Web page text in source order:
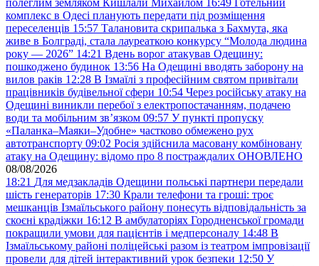
полеглим земляком Кишлали Михайлом 16:49 Готельний
комплекс в Одесі планують передати під розміщення
переселенців 15:57 Талановита скрипалька з Бахмута, яка
живе в Болграді, стала лауреаткою конкурсу “Молода людина
року — 2026” 14:21 Вдень ворог атакував Одещину:
пошкоджено будинок 13:56 На Одещині вводять заборону на
вилов раків 12:28 В Ізмаїлі з професійним святом привітали
працівників будівельної сфери 10:54 Через російську атаку на
Одещині виникли перебої з електропостачанням, подачею
води та мобільним звʼязком 09:57 У пункті пропуску
«Паланка–Маяки–Удобне» частково обмежено рух
автотранспорту 09:02 Росія здійснила масовану комбіновану
атаку на Одещину: відомо про 8 постраждалих ОНОВЛЕНО
08/08/2026
18:21 Для медзакладів Одещини польські партнери передали
шість генераторів 17:30 Крали телефони та гроші: троє
мешканців Ізмаїльського району понесуть відповідальність за
скоєні крадіжки 16:12 В амбулаторіях Городненської громади
покращили умови для пацієнтів і медперсоналу 14:48 В
Ізмаїльському районі поліцейські разом із театром імпровізації
провели для дітей інтерактивний урок безпеки 12:50 У